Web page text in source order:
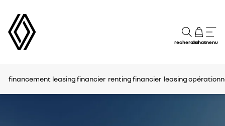
rechercheachatmenu
financement leasing financier renting financier leasing